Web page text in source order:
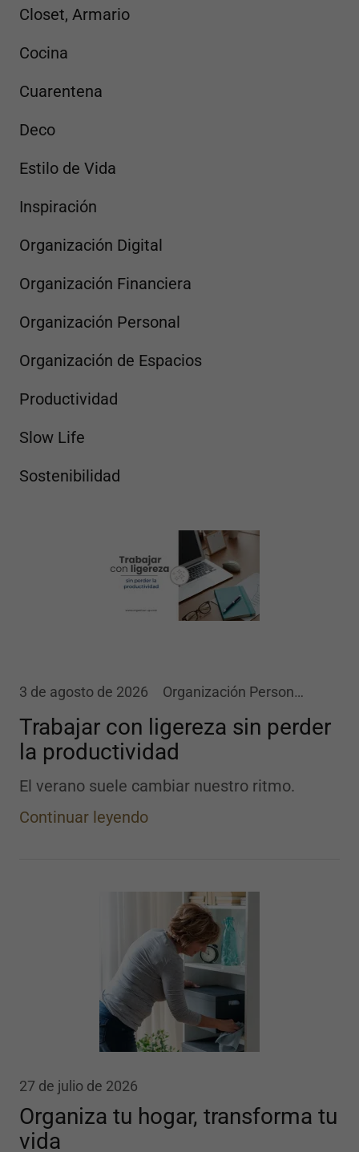
Closet, Armario
Cocina
Cuarentena
Deco
Estilo de Vida
Inspiración
Organización Digital
Organización Financiera
Organización Personal
Organización de Espacios
Productividad
Slow Life
Sostenibilidad
3 de agosto de 2026 Organización Personal, Productividad, Slow Life
Trabajar con ligereza sin perder
la productividad
El verano suele cambiar nuestro ritmo.
Continuar leyendo
27 de julio de 2026
Organiza tu hogar, transforma tu
vida